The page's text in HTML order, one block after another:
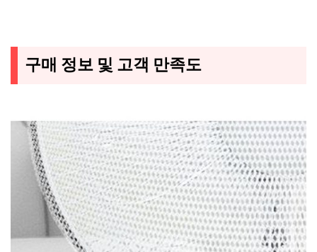
구매 정보 및 고객 만족도